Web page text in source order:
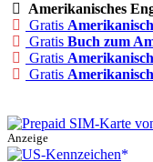
Amerikanisches
Gratis
Gratis Buch zum
Gratis
Gratis
Anzeige